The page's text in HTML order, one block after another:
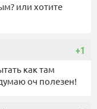
или хотите
+1
как там
оч полезен!